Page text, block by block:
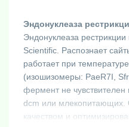
Эндонуклеаза
Эндонуклеаза рестрикции
Scientific. Распознает
работает при
(изошизомеры: PaeR7I,
фермент не
dcm или млекопитающих.
качеством и